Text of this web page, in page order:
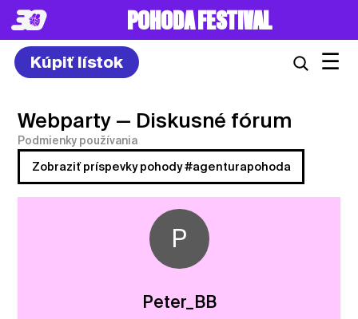
POHODA FESTIVAL
Kúpiť lístok ☰
Webparty — Diskusné fórum
Podmienky používania
Zobraziť príspevky pohody #agenturapohoda
P
Peter_BB